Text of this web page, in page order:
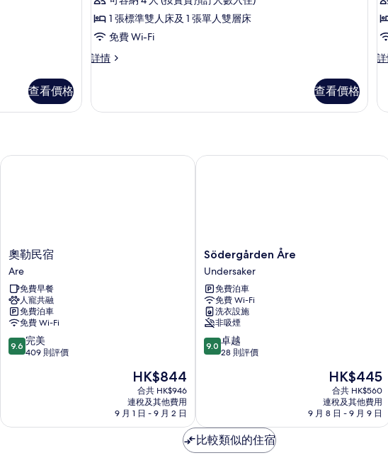
查看價格
經
典
人
的
1 張標準雙人床及 1 張單人雙層床
免費 Wi-Fi
詳情
經
房
查看價格
基
的
基
房
奧
勒
民
宿
Are
奧勒民宿
Are
免費早餐
人寵共融
免費泊車
免費 Wi-Fi
9.6
分
完
9.6 完美
409 則評價
現
售
HK$844
HK$844
合共 HK$946
連稅及其他費用
9 月 1 日 - 9 月 2 日
奧勒民宿
Södergården
Åre
Undersaker
Södergården Åre
Undersaker
免費泊車
免費 Wi-Fi
洗衣設施
非吸煙
9.0
分
卓
越，
28
9.0 卓越
28 則評價
現
售
HK$445
HK$445
合共 HK$560
連稅及其他費用
9 月 8 日 - 9 月 9 日
Södergården Åre
比較類似的住宿